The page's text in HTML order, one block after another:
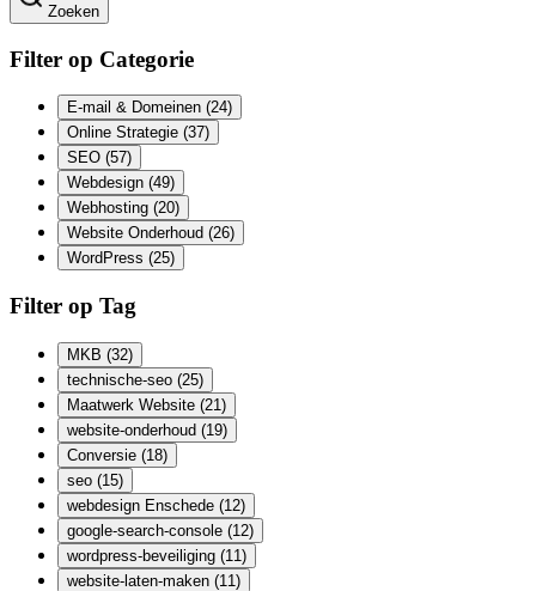
Zoeken
Filter op Categorie
E-mail & Domeinen (24)
Online Strategie (37)
SEO (57)
Webdesign (49)
Webhosting (20)
Website Onderhoud (26)
WordPress (25)
Filter op Tag
MKB (32)
technische-seo (25)
Maatwerk Website (21)
website-onderhoud (19)
Conversie (18)
seo (15)
webdesign Enschede (12)
google-search-console (12)
wordpress-beveiliging (11)
website-laten-maken (11)